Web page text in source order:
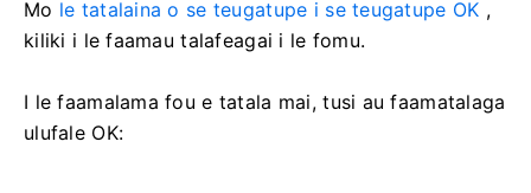
Mo le tatalaina o se teugatupe i se teugatupe OK ,
kiliki i le faamau talafeagai i le fomu.
I le faamalama fou e tatala mai, tusi au faamatalaga
ulufale OK: